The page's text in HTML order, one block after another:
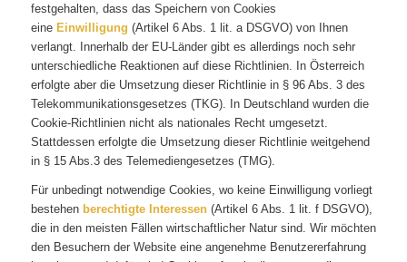
festgehalten, dass das Speichern von Cookies
eine Einwilligung (Artikel 6 Abs. 1 lit. a DSGVO) von Ihnen
verlangt. Innerhalb der EU-Länder gibt es allerdings noch sehr
unterschiedliche Reaktionen auf diese Richtlinien. In Österreich
erfolgte aber die Umsetzung dieser Richtlinie in § 96 Abs. 3 des
Telekommunikationsgesetzes (TKG). In Deutschland wurden die
Cookie-Richtlinien nicht als nationales Recht umgesetzt.
Stattdessen erfolgte die Umsetzung dieser Richtlinie weitgehend
in § 15 Abs.3 des Telemediengesetzes (TMG).
Für unbedingt notwendige Cookies, wo keine Einwilligung vorliegt
bestehen berechtigte Interessen(Artikel 6 Abs. 1 lit. f DSGVO),
die in den meisten Fällen wirtschaftlicher Natur sind. Wir möchten
den Besuchern der Website eine angenehme Benutzererfahrung